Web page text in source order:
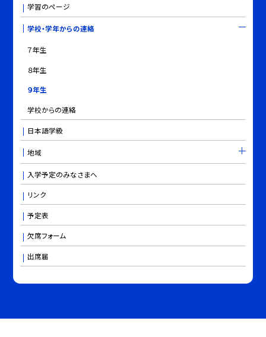
学習のページ
学校・学年からの連絡
７年生
８年生
９年生
学校からの連絡
日本語学級
地域
入学予定のみなさまへ
リンク
予定表
欠席フォーム
出席届